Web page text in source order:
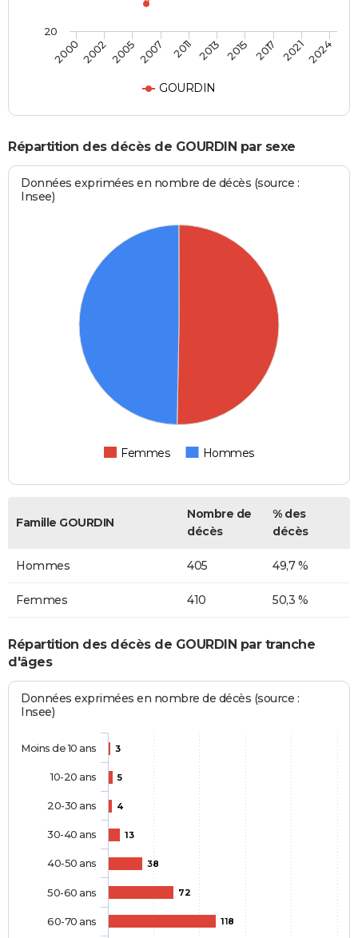
GOURDIN
2000200220052007 2011 2013 2015 2017 20212024
20
Répartition des décès de GOURDIN par sexe
Données exprimées en nombre de décès (source :
Insee)
Femmes Hommes
Famille GOURDIN
Nombre de
décès
% des
décès
Hommes 405 49,7 %
Femmes 410 50,3 %
Répartition des décès de GOURDIN par tranche
d'âges
Données exprimées en nombre de décès (source :
Insee)
3
5
4
13
38
72
118
Moins de 10 ans
10-20 ans
20-30 ans
30-40 ans
40-50 ans
50-60 ans
60-70 ans